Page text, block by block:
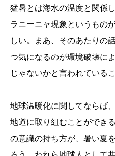
猛暑とは海水の温度と関係
ラニーニャ現象というもの
しい。まあ、そのあたりの
つ気になるのが環境破壊に
じゃないかと言われている
地球温暖化に関してならば
地道に取り組むことができ
の意識の持ち方が、暑い夏